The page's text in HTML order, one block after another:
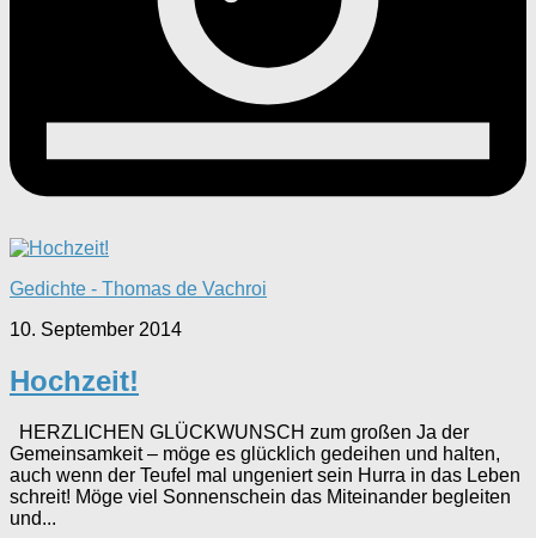
Gedichte - Thomas de Vachroi
10. September 2014
Hochzeit!
HERZLICHEN GLÜCKWUNSCH zum großen Ja der
Gemeinsamkeit – möge es glücklich gedeihen und halten,
auch wenn der Teufel mal ungeniert sein Hurra in das Leben
schreit! Möge viel Sonnenschein das Miteinander begleiten
und...